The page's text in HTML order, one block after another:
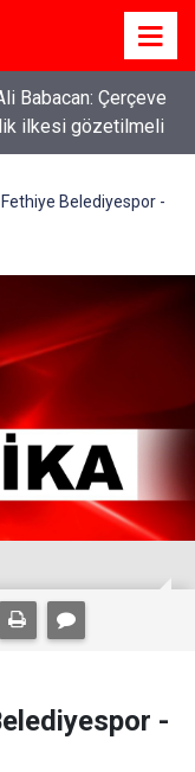
Babacan: Çerçeve
ilkesi gözetilmeli
Belediyespor -
-